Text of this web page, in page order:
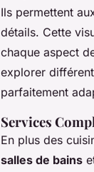
Ils permettent
détails. Cette
chaque aspect
explorer
parfaitement
Services
En plus des
salles de bains